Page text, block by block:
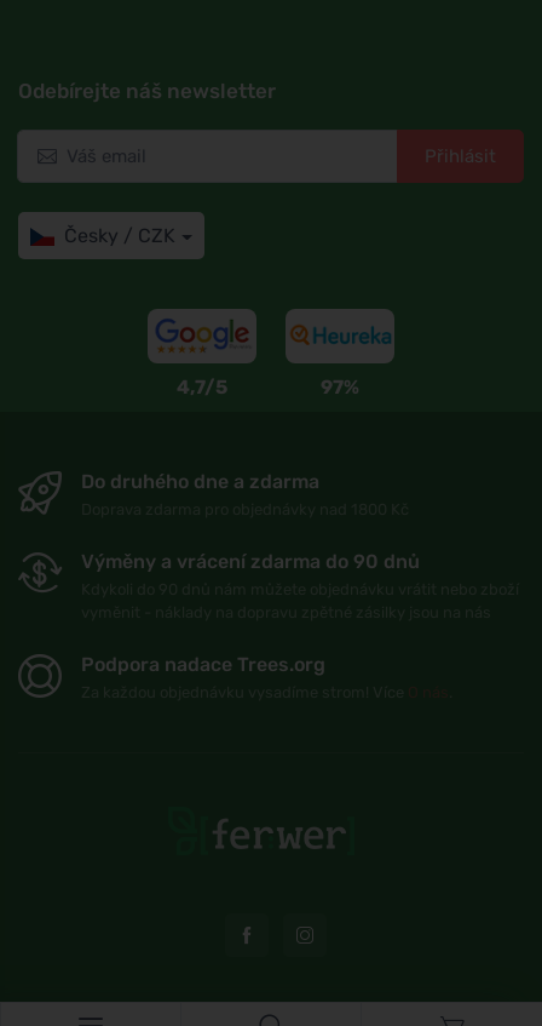
Odebírejte náš newsletter
Přihlásit
Česky / CZK
4,7/5 97%
Do druhého dne a zdarma
Výměny a vrácení zdarma do 90 dnů
Podpora nadace Trees.org